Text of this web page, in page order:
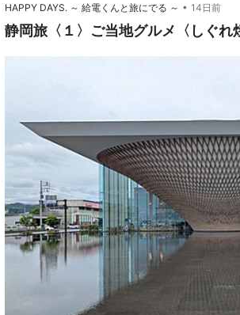
HAPPY DAYS. ～ 給電くんと旅にでる ～ • 14日前
静岡旅〈１〉ご当地グルメ〈しぐれ